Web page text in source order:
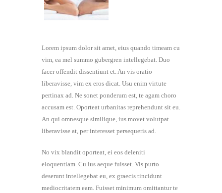
Lorem ipsum dolor sit amet, eius quando timeam cu
vim, ea mel summo gubergren intellegebat. Duo
facer offendit dissentiunt et. An vis oratio
liberavisse, vim ex eros dicat. Usu enim virtute
pertinax ad. Ne sonet ponderum est, te agam choro
accusam est. Oporteat urbanitas reprehendunt sit eu.
An qui omnesque similique, ius movet volutpat
liberavisse at, per interesset persequeris ad.
No vix blandit oporteat, ei eos deleniti
eloquentiam. Cu ius aeque fuisset. Vis purto
deserunt intellegebat eu, ex graecis tincidunt
mediocritatem eam. Fuisset minimum omittantur te